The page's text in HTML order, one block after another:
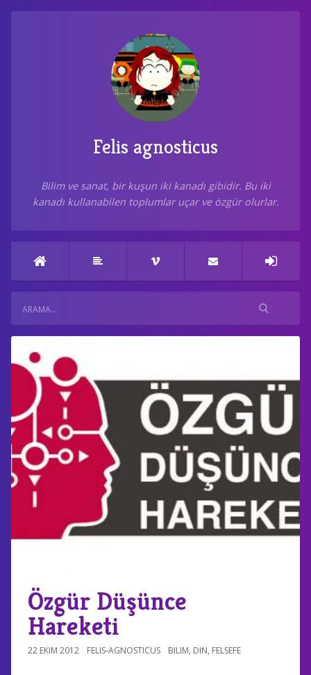
Felis agnosticus
Bilim ve sanat, bir kuşun iki kanadı gibidir. Bu iki
kanadı kullanabilen toplumlar uçar ve özgür olurlar.
Özgür Düşünce
Hareketi
22 EKIM 2012 FELIS-AGNOSTICUS BILIM, DIN, FELSEFE